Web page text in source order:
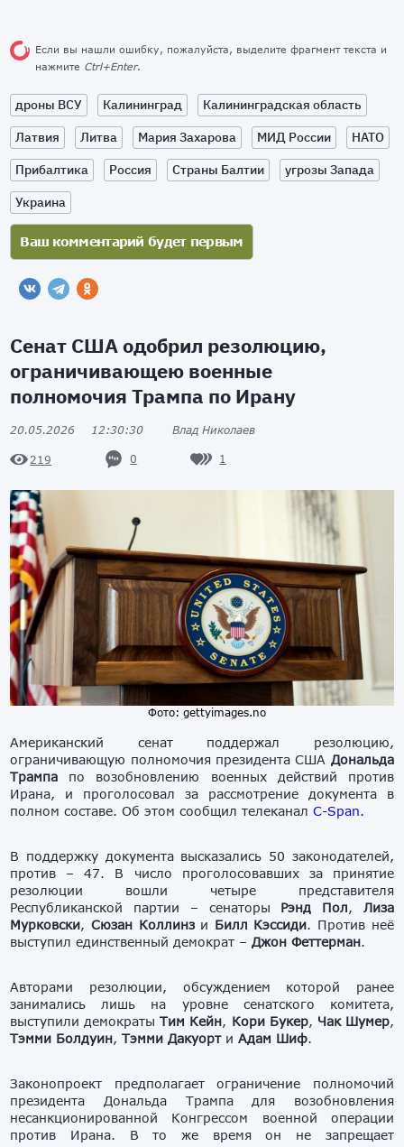
Если вы нашли ошибку, пожалуйста, выделите фрагмент текста и
нажмите Ctrl+Enter.
дроны ВСУ Калининград
Калининградская область
Латвия
Литва Мария Захарова МИД России
НАТО
Прибалтика
Россия Страны Балтии
угрозы Запада
Украина
Сенат США одобрил резолюцию,
ограничивающею военные
полномочия Трампа по Ирану
20.05.2026 12:30:30 Влад Николаев
219 0 1
Фото: gettyimages.no
Американский сенат поддержал резолюцию,
ограничивающую полномочия президента США Дональда
Трампа по возобновлению военных действий против
Ирана, и проголосовал за рассмотрение документа в
полном составе. Об этом сообщил телеканалC-Span.
В поддержку документа высказались 50 законодателей,
против – 47. В число проголосовавших за принятие
резолюции вошли четыре представителя
Республиканской партии – сенаторы Рэнд Пол, Лиза
Мурковски, Сюзан Коллинзи Билл Кэссиди. Против неё
выступил единственный демократ –Джон Феттерман.
Авторами резолюции, обсуждением которой ранее
занимались лишь на уровне сенатского комитета,
выступили демократыТим Кейн, Кори Букер, Чак Шумер,
Тэмми Болдуин,Тэмми ДакуортиАдам Шиф.
Законопроект предполагает ограничение полномочий
президента Дональда Трампа для возобновления
несанкционированной Конгрессом военной операции
против Ирана. В то же время он не запрещает